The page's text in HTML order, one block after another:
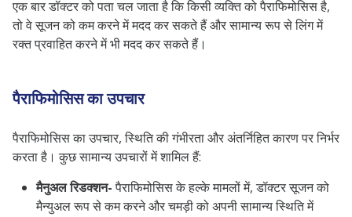
एक बार डॉक्टर को पता चल जाता है कि किसी व्यक्ति को पैराफिमोसिस है,
तो वे सूजन को कम करने में मदद कर सकते हैं और सामान्य रूप से लिंग में
रक्त प्रवाहित करने में भी मदद कर सकते हैं।
पैराफिमोसिस का उपचार
पैराफिमोसिस का उपचार, स्थिति की गंभीरता और अंतर्निहित कारण पर निर्भर
करता है। कुछ सामान्य उपचारों में शामिल हैं:
मैनुअल रिडक्शन-पैराफिमोसिस के हल्के मामलों में, डॉक्टर सूजन को
मैन्युअल रूप से कम करने और चमड़ी को अपनी सामान्य स्थिति में